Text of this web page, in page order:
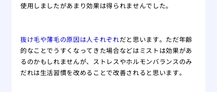
使用しましたがあまり効果は得られませんでした。
抜け毛や薄毛の原因は人それぞれだと思います。ただ年齢
的なことでうすくなってきた場合などはミストは効果があ
るのかもしれませんが、ストレスやホルモンバランスのみ
だれは生活習慣を改めることで改善されると思います。